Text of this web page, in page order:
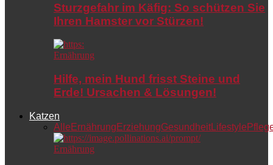
Sturzgefahr im Käfig: So schützen Sie
Ihren Hamster vor Stürzen!
Ernährung
Hilfe, mein Hund frisst Steine und
Erde! Ursachen & Lösungen!
Katzen
Alle Ernährung ErziehungGesundheitLifestyle
Ernährung